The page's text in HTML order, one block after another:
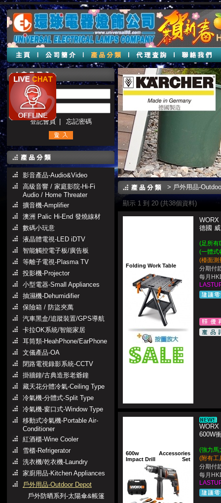
帳號 :
密碼 :
登記會員
忘記密碼
影音產品-Audio&Video
高級音響 / 家庭影院-Hi-Fi
Audio / Home Threater
擴音機-Amplifier
澳洲 Palic Hi-End 發燒線材
數碼小玩意
液晶體電視-LED iDTV
智能觸控電子板/廣告板
等離子電視-Plasma TV
投影機-Projector
小型電器-Small Appliances
抽濕機-Dehumidifier
保險箱 / 防盜夾萬
汽車黑盒/追蹤裝置/GPS導航
卡拉OK系統/智能家居
耳筒類-HeahPhone/EarPhone
文儀產品-OA
閉路電視錄影系統-CCTV
掛牆鐘/古典造形老爺鐘
藏天花分體冷氣-Ceiling Type
冷氣機-分體式-Split Type
冷氣機-窗口式-Window Type
移動式冷氣機-Portable Air-
Conditioner
紅酒櫃-Wine Cooler
雪櫃-Refrigerator
洗衣機/乾衣機-Laundry
家廚用品-Kitchen Appliances
戶外用品-Outdoor Depot
戶外防晒系列-太陽傘&帳篷
>戶外用品-
顯示 1 到 20 (共38個資料)
Folding Work Table
德國
(足所有
(一體式
(檯面測
分期付
每月
600w
Impact Drill
Accessories
Set
WORX
600W
(強力馬
(附有工
分期付
每月